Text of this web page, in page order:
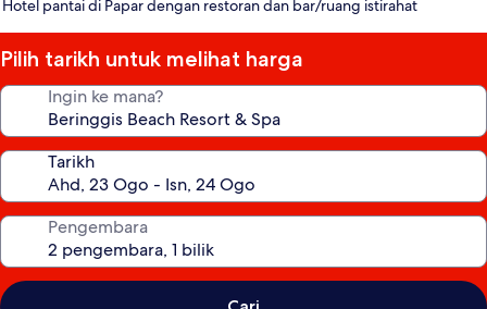
Hotel pantai di Papar dengan restoran dan bar/ruang istirahat
Pilih tarikh untuk melihat harga
Ingin ke mana?
Tarikh
Pengembara